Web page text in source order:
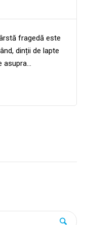
fragedă este
dinții de lapte